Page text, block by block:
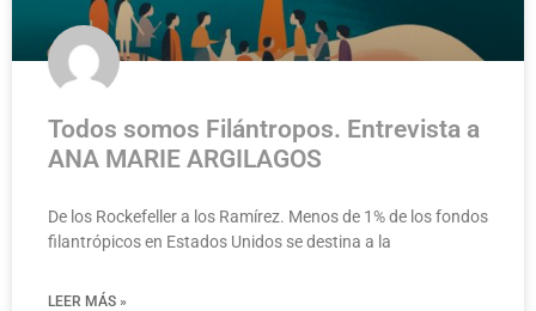
Todos somos Filántropos. Entrevista a
ANA MARIE ARGILAGOS
De los Rockefeller a los Ramírez. Menos de 1% de los fondos
filantrópicos en Estados Unidos se destina a la
LEER MÁS »